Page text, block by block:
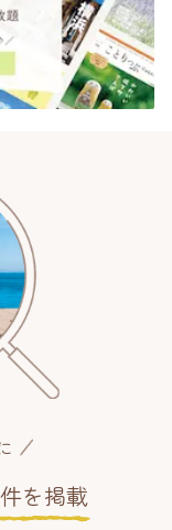
を掲載